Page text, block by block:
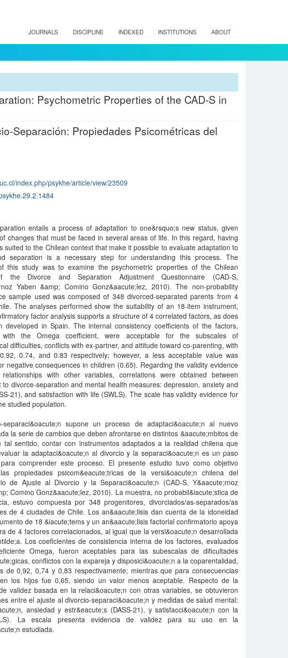
JOURNALS DISCIPLINE INDEXED INSTITUTIONS ABOUT
Psychometric Properties of the CAD-S in
Separación: Propiedades Psicométricas del
index.php/psykhe/article/view/23509
entails a process of adaptation to one&rsquo;s new status, given
changes that must be faced in several areas of life. In this regard, having
suited to the Chilean context that make it possible to evaluate adaptation to
separation is a necessary step for understanding this process. The
this study was to examine the psychometric properties of the Chilean
the Divorce and Separation Adjustment Questionnaire (CAD-S,
Yaben &amp; Comino Gonz&aacute;lez, 2010). The non-probability
sample used was composed of 348 divorced-separated parents from 4
The analyses performed show the suitability of an 18-item instrument,
factor analysis supports a structure of 4 correlated factors, as does
developed in Spain. The internal consistency coefficients of the factors,
with the Omega coefficient, were acceptable for the subscales of
difficulties, conflicts with ex-partner, and attitude toward co-parenting, with
0.74, and 0.83 respectively; however, a less acceptable value was
negative consequences in children (0.65). Regarding the validity evidence
with other variables, correlations were obtained between
to divorce-separation and mental health measures: depression, anxiety and
21), and satisfaction with life (SWLS). The scale has validity evidence for
studied population.
separaci&oacute;n supone un proceso de adaptaci&oacute;n al nuevo
la serie de cambios que deben afrontarse en distintos &aacute;mbitos de
tal sentido, contar con instrumentos adaptados a la realidad chilena que
la adaptaci&oacute;n al divorcio y la separaci&oacute;n es un paso
comprender este proceso. El presente estudio tuvo como objetivo
propiedades psicom&eacute;tricas de la versi&oacute;n chilena del
de Ajuste al Divorcio y la Separaci&oacute;n (CAD-S, Y&aacute;rnoz
Comino Gonz&aacute;lez, 2010). La muestra, no probabil&iacute;stica de
estuvo compuesta por 348 progenitores, divorciados/as-separados/as
de 4 ciudades de Chile. Los an&aacute;lisis dan cuenta de la idoneidad
de 18 &iacute;tems y un an&aacute;lisis factorial confirmatorio apoya
de 4 factores correlacionados, al igual que la versi&oacute;n desarrollada
Los coeficientes de consistencia interna de los factores, evaluados
Omega, fueron aceptables para las subescalas de dificultades
conflictos con la expareja y disposici&oacute;n a la coparentalidad,
de 0,92, 0,74 y 0,83 respectivamente; mientras que para consecuencias
los hijos fue 0,65, siendo un valor menos aceptable. Respecto de la
validez basada en la relaci&oacute;n con otras variables, se obtuvieron
entre el ajuste al divorcio-separaci&oacute;n y medidas de salud mental:
ansiedad y estr&eacute;s (DASS-21), y satisfacci&oacute;n con la
La escala presenta evidencia de validez para su uso en la
estudiada.